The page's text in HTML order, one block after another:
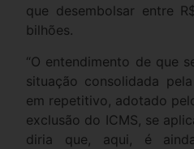
que desembolsar entre
bilhões.
“O entendimento de que
situação consolidada
em repetitivo, adotado
exclusão do ICMS, se
diria que, aqui, é